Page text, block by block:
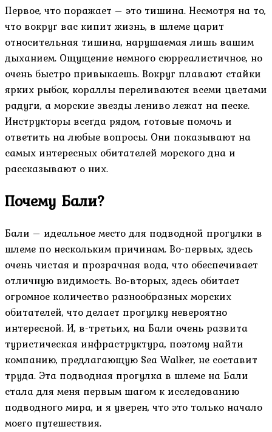
Первое, что поражает – это тишина. Несмотря на то,
что вокруг вас кипит жизнь, в шлеме царит
относительная тишина, нарушаемая лишь вашим
дыханием. Ощущение немного сюрреалистичное, но
очень быстро привыкаешь. Вокруг плавают стайки
ярких рыбок, кораллы переливаются всеми цветами
радуги, а морские звезды лениво лежат на песке.
Инструкторы всегда рядом, готовые помочь и
ответить на любые вопросы. Они показывают на
самых интересных обитателей морского дна и
рассказывают о них.
Почему Бали?
Бали – идеальное место для подводной прогулки в
шлеме по нескольким причинам. Во-первых, здесь
очень чистая и прозрачная вода, что обеспечивает
отличную видимость. Во-вторых, здесь обитает
огромное количество разнообразных морских
обитателей, что делает прогулку невероятно
интересной. И, в-третьих, на Бали очень развита
туристическая инфраструктура, поэтому найти
компанию, предлагающую Sea Walker, не составит
труда. Эта подводная прогулка в шлеме на Бали
стала для меня первым шагом к исследованию
подводного мира, и я уверен, что это только начало
моего путешествия.